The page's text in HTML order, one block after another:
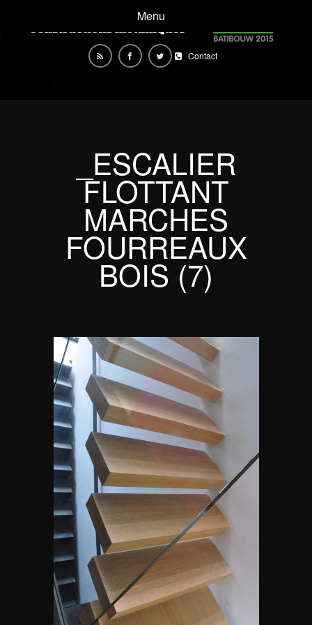
Menu
Contact
_ESCALIER
FLOTTANT
MARCHES
FOURREAUX
BOIS (7)